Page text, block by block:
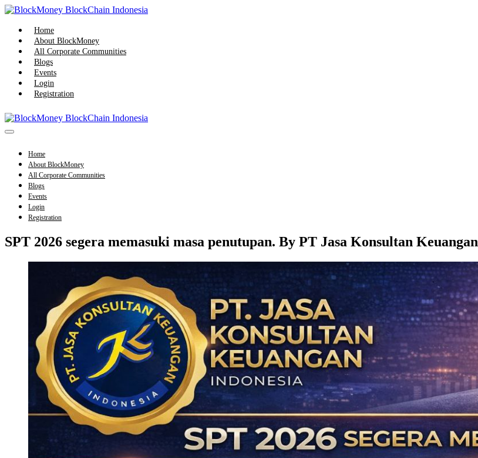
Skip
content
Home
About BlockMoney
All Corporate Communities
Blogs
Events
Login
Registration
Menu
Home
About BlockMoney
All Corporate Communities
Blogs
Events
Login
Registration
SPT 2026 segera memasuki masa penutupan. By PT Jasa Konsultan Keuangan